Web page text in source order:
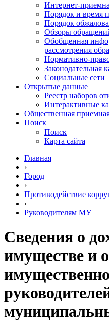
Интернет-
Порядок и время
Порядок
Обзоры
Обобщенная
рассмотрения
Нормативно-
Законодательная
Социальные сети
Открытые данные
Реестр наборов
Интерактивные
Общественная
Поиск
Поиск
Карта сайта
Главная
›
Город
›
Противодействие
›
Руководителям МУ
Сведения о
имуществе и